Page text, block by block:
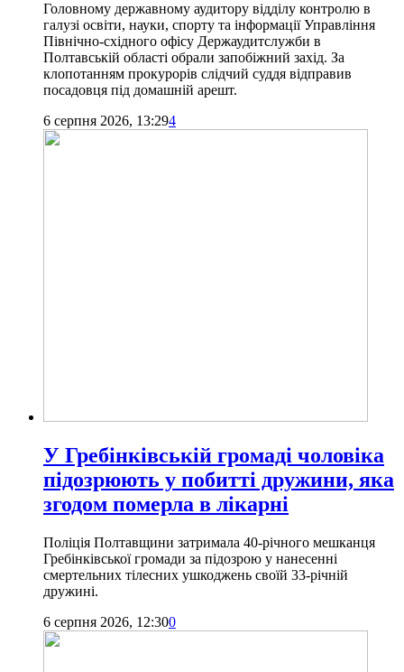
Головному державному аудитору відділу контролю в
галузі освіти, науки, спорту та інформації Управління
Північно-східного офісу Держаудитслужби в
Полтавській області обрали запобіжний захід. За
клопотанням прокурорів слідчий суддя відправив
посадовця під домашній арешт.
6 серпня 2026, 13:294
У Гребінківській громаді чоловіка
підозрюють у побитті дружини, яка
згодом померла в лікарні
Поліція Полтавщини затримала 40-річного мешканця
Гребінківської громади за підозрою у нанесенні
смертельних тілесних ушкоджень своїй 33-річній
дружині.
6 серпня 2026, 12:300